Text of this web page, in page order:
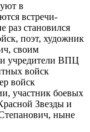
в
встречи-
раз становился
поэт, художник
своим
учредители ВПЦ
войск
войск
участник боевых
Звезды и
ныне